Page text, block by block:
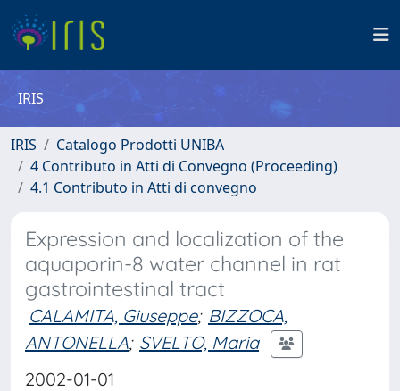
IRIS
IRIS
Catalogo Prodotti UNIBA
4 Contributo in Atti di Convegno (Proceeding)
4.1 Contributo in Atti di convegno
Expression and localization of the
aquaporin-8 water channel in rat
gastrointestinal tract
CALAMITA, Giuseppe; BIZZOCA,
ANTONELLA; SVELTO, Maria
2002-01-01